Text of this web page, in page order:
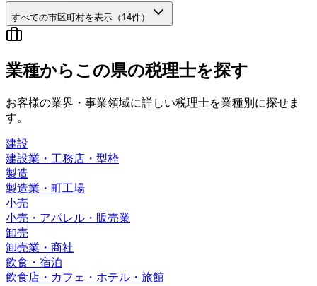
すべての市区町村を表示（ 14件）
業種からこの県の税理士を探す
お客様の業界・事業領域に詳しい税理士を業種別に探せま
す。
建設
建設業・工務店・型枠
製造
製造業・町工場
小売
小売・アパレル・販売業
卸売
卸売業・商社
飲食・宿泊
飲食店・カフェ・ホテル・旅館